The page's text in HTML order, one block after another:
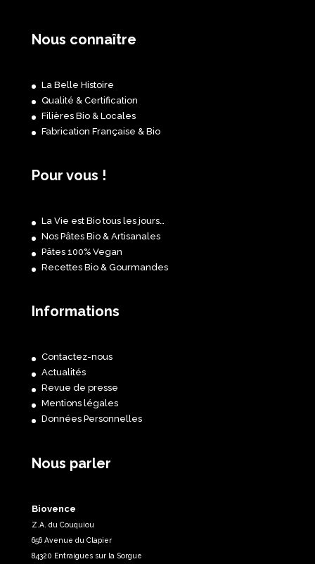
Nous connaître
La Belle Histoire
Qualité & Certification
Filières Bio & Locales
Fabrication Française & Bio
Pour vous !
La Vie est Bio tous les jours…
Nos Pâtes Bio & Artisanales
Pâtes 100% Vegan
Recettes Bio & Gourmandes
Informations
Contactez-nous
Actualités
Revue de presse
Mentions légales
Données Personnelles
Nous parler
Biovence
Z.A. du Couquiou
656 Avenue du Clapier
84320 Entraigues sur la Sorgue